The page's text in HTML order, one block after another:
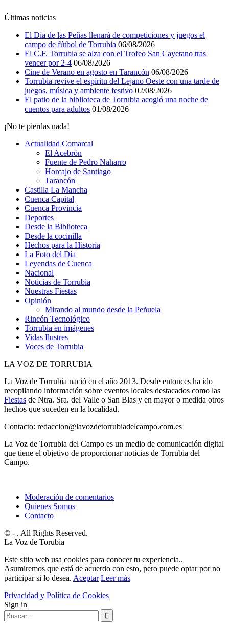
Últimas noticias
El Día de las Peñas llenará de competiciones y juegos el
campo de fútbol de Torrubia 06/08/2026
El C.F. Torrubia se alza con el Trofeo San Cayetano tras
vencer por 2-4 06/08/2026
Cine de Verano en agosto en Tarancón 06/08/2026
Torrubia revive el espíritu del Lejano Oeste con una tarde de
juegos, música y ambiente festivo 02/08/2026
El patio de la biblioteca de Torrubia acogió una noche de
cuentos para adultos 01/08/2026
¡No te pierdas nada!
Actualidad Comarcal
El Acebrón
Fuente de Pedro Naharro
Horcajo de Santiago
Tarancón
Castilla La Mancha
Cuenca Capital
Cuenca Provincia
Deportes
Desde la Biblioteca
Desde la cocinilla
Hechos para la Historia
La Foto del Día
Leyendas de Cuenca
Nacional
Noticias de Torrubia
Nuestras Fiestas
Opinión
Mirando al mundo desde la Peñuela
Rincón Tecnológico
Torrubia en imágenes
Vidas Ilustres
Voces de Torrubia
LA VOZ DE TORRUBIA
La Voz de Torrubia nació en el año 2013. Desde entonces ha ido
recopilando información sobre eventos locales destacados como las
Fiestas de Ntra. Sra. del Valle o San Blas y en mayor o medida otros
hechos que suceden en la localidad.
Contacto: redaccion@lavozdetorrubiadelcampo.com.es
La Voz de Torrubia del Campo es un medio de comunicación digital
que tiene el objetivo de proporcionar noticias de Torrubia del
Campo.
Moderación de comentarios
Quienes Somos
Contacto
© - . All Rights Reserved.
La Voz de Torubia
Este sitio web usa cookies para conocer tu experiencia..
Asumiremos que está de acuerdo con esto, pero puede optar por no
participar si lo desea. Aceptar Leer más
Privacidad y Política de Cookies
Sign in